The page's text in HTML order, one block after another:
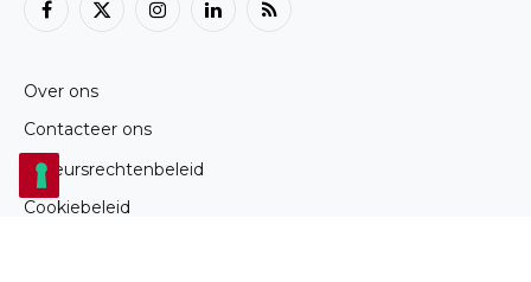
Facebook
X
InstagramLinkedInRSS
Over ons
Contacteer ons
Auteursrechtenbeleid
Cookiebeleid